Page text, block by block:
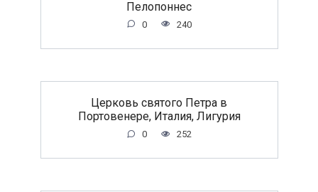
Пелопоннес
0 240
Церковь святого Петра в
Портовенере, Италия, Лигурия
0 252